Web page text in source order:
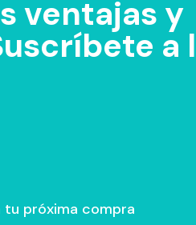
ventajas y
a
próxima compra